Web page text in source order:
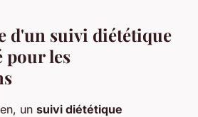
d'un suivi diététique
pour les
un suivi diététique